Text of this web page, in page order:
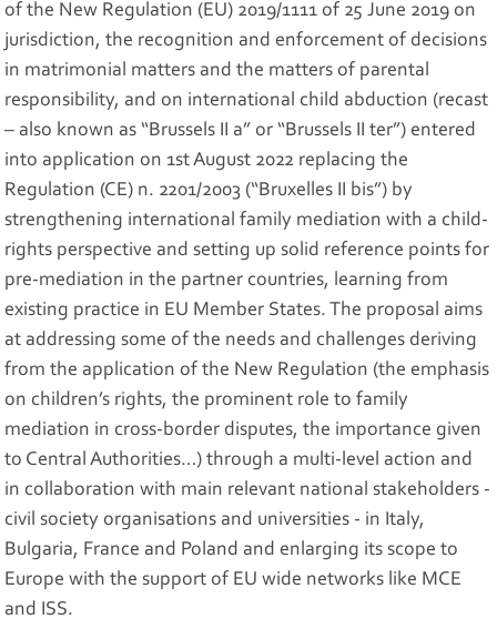
of the New Regulation (EU) 2019/1111 of 25 June 2019 on
jurisdiction, the recognition and enforcement of decisions
in matrimonial matters and the matters of parental
responsibility, and on international child abduction (recast
– also known as “Brussels II a” or “Brussels II ter”) entered
into application on 1st August 2022 replacing the
Regulation (CE) n. 2201/2003 (“Bruxelles II bis”) by
strengthening international family mediation with a child-
rights perspective and setting up solid reference points for
pre-mediation in the partner countries, learning from
existing practice in EU Member States. The proposal aims
at addressing some of the needs and challenges deriving
from the application of the New Regulation (the emphasis
on children’s rights, the prominent role to family
mediation in cross-border disputes, the importance given
to Central Authorities…) through a multi-level action and
in collaboration with main relevant national stakeholders -
civil society organisations and universities - in Italy,
Bulgaria, France and Poland and enlarging its scope to
Europe with the support of EU wide networks like MCE
and ISS.